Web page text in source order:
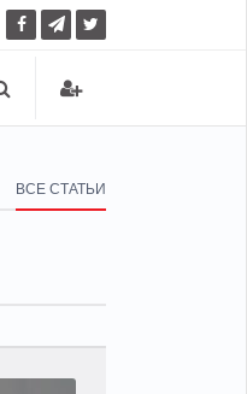
ВСЕ СТАТЬИ